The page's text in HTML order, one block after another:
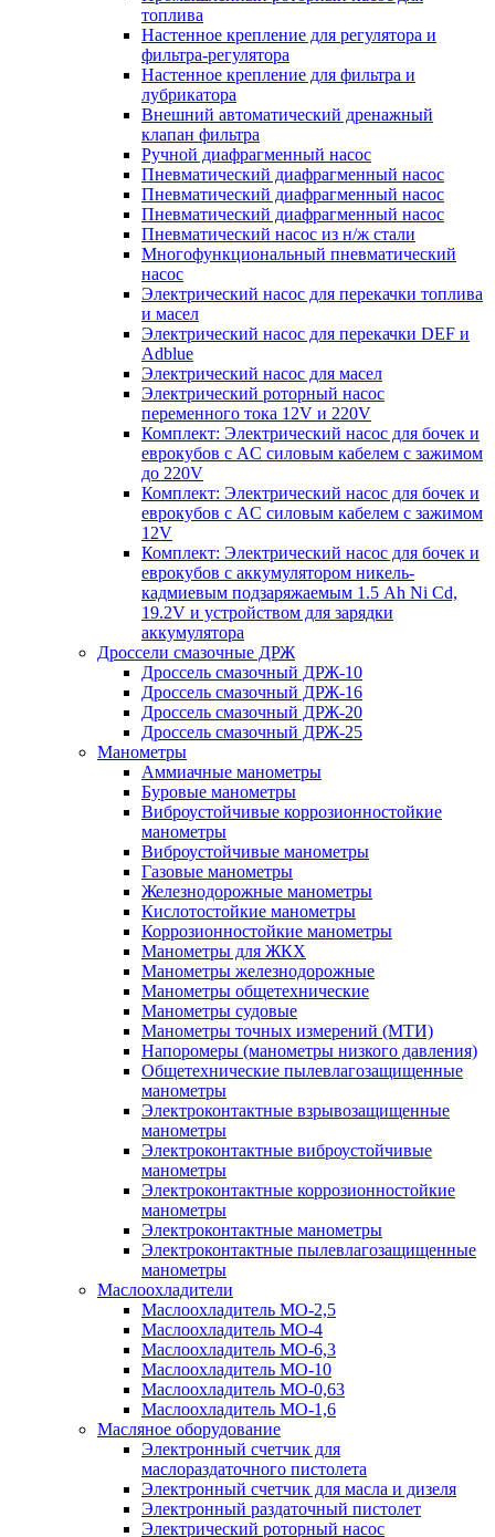
топлива
Настенное крепление для регулятора и
фильтра-регулятора
Настенное крепление для фильтра и
лубрикатора
Внешний автоматический дренажный
клапан фильтра
Ручной диафрагменный насос
Пневматический диафрагменный насос
Пневматический диафрагменный насос
Пневматический диафрагменный насос
Пневматический насос из н/ж стали
Многофункциональный пневматический
насос
Электрический насос для перекачки топлива
и масел
Электрический насос для перекачки DEF и
Adblue
Электрический насос для масел
Электрический роторный насос
переменного тока 12V и 220V
Комплект: Электрический насос для бочек и
еврокубов с AC силовым кабелем с зажимом
до 220V
Комплект: Электрический насос для бочек и
еврокубов с AC силовым кабелем с зажимом
12V
Комплект: Электрический насос для бочек и
еврокубов с аккумулятором никель-
кадмиевым подзаряжаемым 1.5 Ah Ni Cd,
19.2V и устройством для зарядки
аккумулятора
Дроссели смазочные ДРЖ
Дроссель смазочный ДРЖ-10
Дроссель смазочный ДРЖ-16
Дроссель смазочный ДРЖ-20
Дроссель смазочный ДРЖ-25
Манометры
Аммиачные манометры
Буровые манометры
Виброустойчивые коррозионностойкие
манометры
Виброустойчивые манометры
Газовые манометры
Железнодорожные манометры
Кислотостойкие манометры
Коррозионностойкие манометры
Манометры для ЖКХ
Манометры железнодорожные
Манометры общетехнические
Манометры судовые
Манометры точных измерений (МТИ)
Напоромеры (манометры низкого давления)
Общетехнические пылевлагозащищенные
манометры
Электроконтактные взрывозащищенные
манометры
Электроконтактные виброустойчивые
манометры
Электроконтактные коррозионностойкие
манометры
Электроконтактные манометры
Электроконтактные пылевлагозащищенные
манометры
Маслоохладители
Маслоохладитель MO-2,5
Маслоохладитель MO-4
Маслоохладитель МО-6,3
Маслоохладитель МО-10
Маслоохладитель MO-0,63
Маслоохладитель MO-1,6
Масляное оборудование
Электронный счетчик для
маслораздаточного пистолета
Электронный счетчик для масла и дизеля
Электронный раздаточный пистолет
Электрический роторный насос